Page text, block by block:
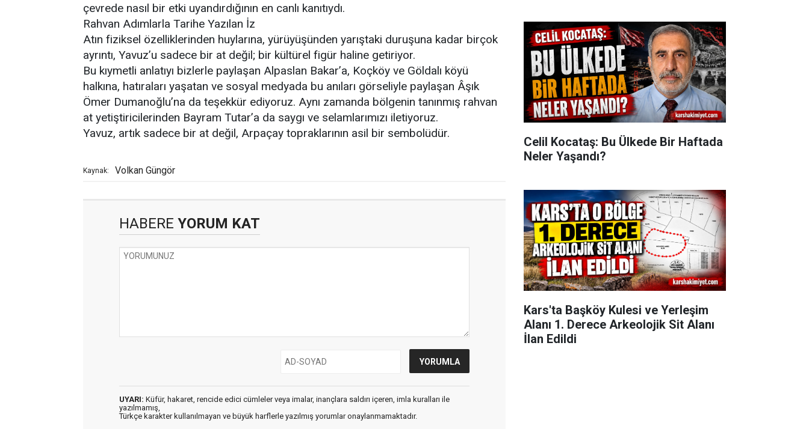
çevrede nasıl bir etki uyandırdığının en canlı kanıtıydı.
Rahvan Adımlarla Tarihe Yazılan İz
Atın fiziksel özelliklerinden huylarına, yürüyüşünden yarıştaki duruşuna kadar birçok
ayrıntı, Yavuz’u sadece bir at değil; bir kültürel figür haline getiriyor.
Bu kıymetli anlatıyı bizlerle paylaşan Alpaslan Bakar’a, Koçköy ve Göldalı köyü
halkına, hatıraları yaşatan ve sosyal medyada bu anıları görseliyle paylaşan Âşık
Ömer Dumanoğlu’na da teşekkür ediyoruz. Aynı zamanda bölgenin tanınmış rahvan
at yetiştiricilerinden Bayram Tutar’a da saygı ve selamlarımızı iletiyoruz.
Yavuz, artık sadece bir at değil, Arpaçay topraklarının asil bir sembolüdür.
Kaynak: Volkan Güngör
HABERE YORUM KAT
UYARI: Küfür, hakaret, rencide edici cümleler veya imalar, inançlara saldırı içeren, imla kuralları ile
yazılmamış,
Türkçe karakter kullanılmayan ve büyük harflerle yazılmış yorumlar onaylanmamaktadır.
Celil Kocataş: Bu Ülkede Bir Haftada
Neler Yaşandı?
Kars'ta Başköy Kulesi ve Yerleşim
Alanı 1. Derece Arkeolojik Sit Alanı
İlan Edildi